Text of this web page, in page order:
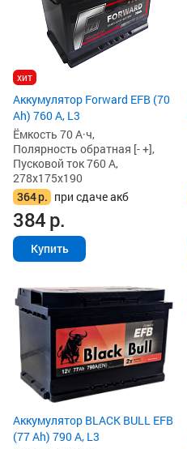
хит
Аккумулятор Forward EFB (70
Ah) 760 А, L3
Ёмкость 70 А·ч,
Полярность обратная [- +],
Пусковой ток 760 А,
278x175x190
364р. при сдаче акб
384р.
Купить
Аккумулятор BLACK BULL EFB
(77 Ah) 790 А, L3